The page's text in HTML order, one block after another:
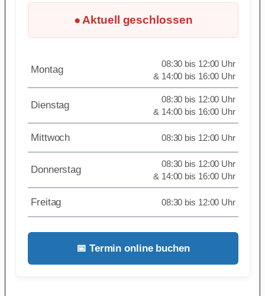
● Aktuell geschlossen
Montag
08:30 bis 12:00 Uhr
& 14:00 bis 16:00 Uhr
Dienstag
08:30 bis 12:00 Uhr
& 14:00 bis 16:00 Uhr
Mittwoch 08:30 bis 12:00 Uhr
Donnerstag
08:30 bis 12:00 Uhr
& 14:00 bis 16:00 Uhr
Freitag 08:30 bis 12:00 Uhr
📅 Termin online buchen